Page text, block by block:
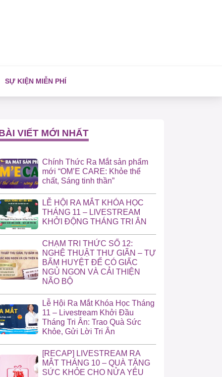
SỰ KIỆN MIỄN PHÍ
VIẾT MỚI NHẤT
Chính Thức Ra Mắt sản phẩm
mới “OM’E CARE: Khỏe thể
chất, Sáng tinh thần”
LỄ HỘI RA MẮT KHÓA HỌC
THÁNG 11 – LIVESTREAM
KHỞI ĐỘNG THÁNG TRI ÂN
CHẠM TRI THỨC SỐ 12:
NGHỆ THUẬT THƯ GIÃN – TỰ
BẤM HUYỆT ĐỂ CÓ GIẤC
NGỦ NGON VÀ CẢI THIỆN
NÃO BỘ
Lễ Hội Ra Mắt Khóa Học Tháng
11 – Livestream Khởi Đầu
Tháng Tri Ân: Trao Quà Sức
Khỏe, Gửi Lời Tri Ân
[RECAP] LIVESTREAM RA
MẮT THÁNG 10 – QUÀ TẶNG
SỨC KHỎE CHO NỬA YÊU